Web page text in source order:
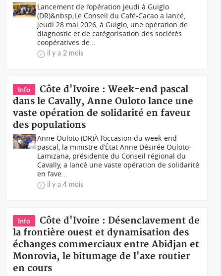
Lancement de l’opération jeudi à Guiglo
(DR)&nbsp;Le Conseil du Café-Cacao a lancé,
jeudi 28 mai 2026, à Guiglo, une opération de
diagnostic et de catégorisation des sociétés
coopératives de...
il y a 2 mois
Info
Côte d'Ivoire : Week-end pascal
dans le Cavally, Anne Ouloto lance une
vaste opération de solidarité en faveur
des populations
Anne Ouloto (DR)À l’occasion du week-end
pascal, la ministre d’État Anne Désirée Ouloto-
Lamizana, présidente du Conseil régional du
Cavally, a lancé une vaste opération de solidarité
en fave...
il y a 4 mois
Info
Côte d'Ivoire : Désenclavement de
la frontière ouest et dynamisation des
échanges commerciaux entre Abidjan et
Monrovia, le bitumage de l'axe routier
en cours